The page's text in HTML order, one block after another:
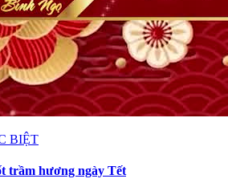
BIỆT
trầm hương ngày Tết